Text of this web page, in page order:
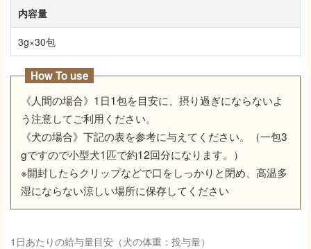
内容量
3g×30包
How To use
《人間の場合》1日1包を目安に、摂り過ぎにならないよ
う注意してご利用ください。
《犬の場合》下記の表を参考に与えてください。（一包3
gですので小型犬1匹で約12回分になります。）
※開封したらクリップなどで口をしっかりと閉め、高温多
湿にならない涼しい場所に保存してください
1日あたりの給与量目安（犬の体重：投与量）